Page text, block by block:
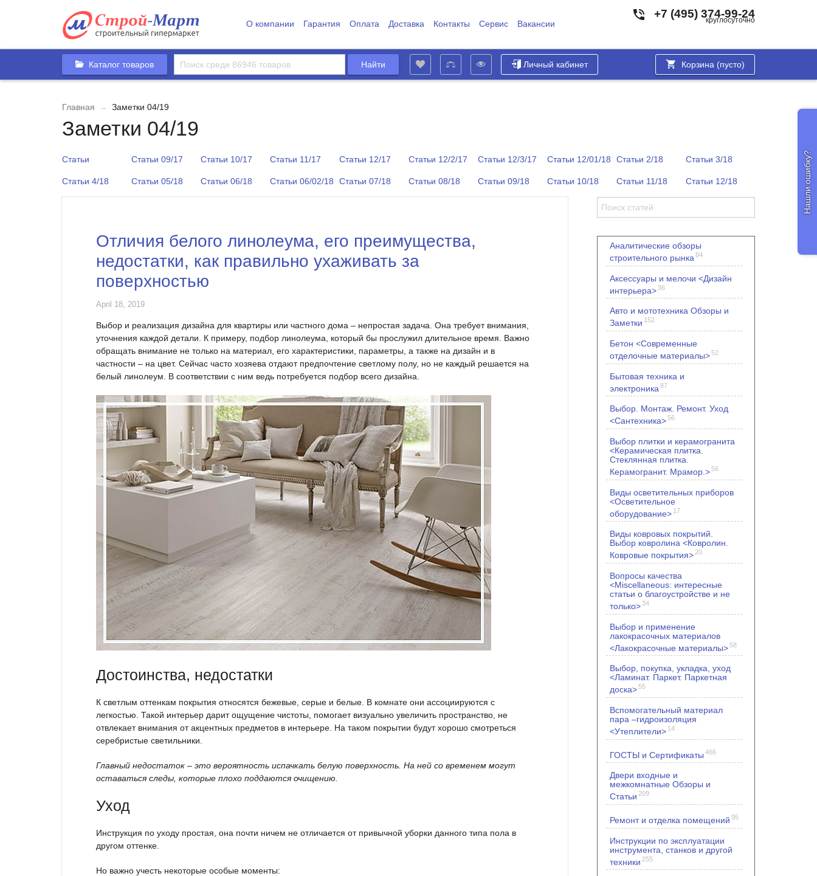
О компании Гарантия Оплата Доставка Контакты Сервис Вакансии
+7 (495) 374-99-24
круглосуточно
Каталог товаров Личный кабинет Корзина (пусто)
Главная → Заметки 04/19
Заметки 04/19
Статьи Статьи 09/17 Статьи 10/17 Статьи 11/17 Статьи 12/17 Статьи 12/2/17 Статьи 12/3/17 Статьи 12/01/18 Статьи 2/18 Статьи 3/18
Статьи 4/18 Статьи 05/18 Статьи 06/18 Статьи 06/02/18 Статьи 07/18 Статьи 08/18 Статьи 09/18 Статьи 10/18 Статьи 11/18 Статьи 12/18
Отличия белого линолеума, его преимущества,
недостатки, как правильно ухаживать за
поверхностью
April 18, 2019
Выбор и реализация дизайна для квартиры или частного дома – непростая задача. Она требует внимания,
уточнения каждой детали. К примеру, подбор линолеума, который бы прослужил длительное время. Важно
обращать внимание не только на материал, его характеристики, параметры, а также на дизайн и в
частности – на цвет. Сейчас часто хозяева отдают предпочтение светлому полу, но не каждый решается на
белый линолеум. В соответствии с ним ведь потребуется подбор всего дизайна.
Достоинства, недостатки
К светлым оттенкам покрытия относятся бежевые, серые и белые. В комнате они ассоциируются с
легкостью. Такой интерьер дарит ощущение чистоты, помогает визуально увеличить пространство, не
отвлекает внимания от акцентных предметов в интерьере. На таком покрытии будут хорошо смотреться
серебристые светильники.
Главный недостаток – это вероятность испачкать белую поверхность. На ней со временем могут
оставаться следы, которые плохо поддаются очищению.
Уход
Инструкция по уходу простая, она почти ничем не отличается от привычной уборки данного типа пола в
другом оттенке.
Но важно учесть некоторые особые моменты:
Аналитические обзоры
строительного рынка 84
Аксессуары и мелочи <Дизайн
интерьера>36
Авто и мототехника Обзоры и
Заметки 152
Бетон <Современные
отделочные материалы>52
Бытовая техника и
электроника 87
Выбор. Монтаж. Ремонт. Уход
<Сантехника>56
Выбор плитки и керамогранита
<Керамическая плитка.
Стеклянная плитка.
Керамогранит. Мрамор.>56
Виды осветительных приборов
<Осветительное
оборудование> 17
Виды ковровых покрытий.
Выбор ковролина <Ковролин.
Ковровые покрытия> 20
Вопросы качества
<Miscellaneous: интересные
статьи о благоустройстве и не
только>34
Выбор и применение
лакокрасочных материалов
<Лакокрасочные материалы>58
Выбор, покупка, укладка, уход
<Ламинат. Паркет. Паркетная
доска>55
Вспомогательный материал
пара –гидроизоляция
<Утеплители> 14
ГОСТЫ и Сертификаты 466
Двери входные и
межкомнатные Обзоры и
Статьи 209
Ремонт и отделка помещений 95
Инструкции по эксплуатации
инструмента, станков и другой
техники 255
Нашли ошибку?